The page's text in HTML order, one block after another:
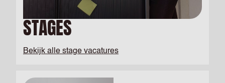
STAGES
Bekijk alle stage vacatures